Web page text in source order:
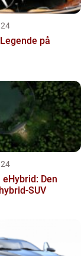
på
Den
SUV